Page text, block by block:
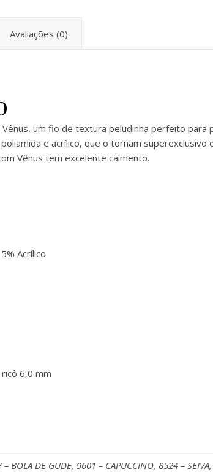
Avaliações (0)
um fio de textura peludinha perfeito
e acrílico, que o tornam
Vênus tem excelente caimento.
Acrílico
6,0 mm
BOLA DE GUDE, 9601 – CAPUCCINO, 8524 –